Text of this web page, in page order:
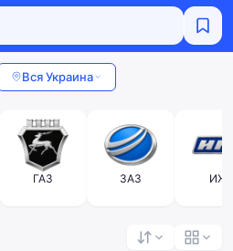
Вся Украина
ГАЗ ЗАЗ ИЖ